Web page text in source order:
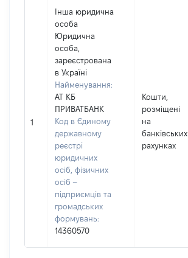
1
Інша юридична
особа
Юридична
особа,
зареєстрована
в Україні
Найменування:
АТ КБ
ПРИВАТБАНК
Код в Єдиному
державному
реєстрі
юридичних
осіб, фізичних
осіб –
підприємців та
громадських
формувань:
14360570
Кошти,
розміщені
на
банківських
рахунках